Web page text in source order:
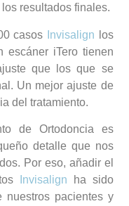
resultados finales.
casos Invisalign los
escáner iTero tienen
que los que se
Un mejor ajuste de
del tratamiento.
de Ortodoncia es
detalle que nos
Por eso, añadir el
Invisalign ha sido
pacientes y